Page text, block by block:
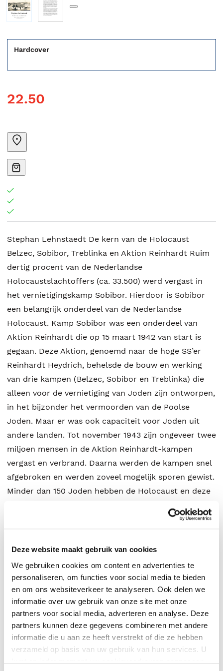
Deze website maakt gebruik van cookies
We gebruiken cookies om content en advertenties te
personaliseren, om functies voor social media te bieden
en om ons websiteverkeer te analyseren. Ook delen we
informatie over uw gebruik van onze site met onze
partners voor social media, adverteren en analyse. Deze
partners kunnen deze gegevens combineren met andere
informatie die u aan ze heeft verstrekt of die ze hebben
verzameld op basis van uw gebruik van hun services. U
kunt op ieder moment uw cookievoorkeuren aanpassen
Hardcover
22.50
Stephan Lehnstaedt De kern van de Holocaust
Belzec, Sobibor, Treblinka en Aktion Reinhardt Ruim
dertig procent van de Nederlandse
Holocaustslachtoffers (ca. 33.500) werd vergast in
het vernietigingskamp Sobibor. Hierdoor is Sobibor
een belangrijk onderdeel van de Nederlandse
Holocaust. Kamp Sobibor was een onderdeel van
Aktion Reinhardt die op 15 maart 1942 van start is
gegaan. Deze Aktion, genoemd naar de hoge SS’er
Reinhardt Heydrich, behelsde de bouw en werking
van drie kampen (Belzec, Sobibor en Treblinka) die
alleen voor de vernietiging van Joden zijn ontworpen,
in het bijzonder het vermoorden van de Poolse
Joden. Maar er was ook capaciteit voor Joden uit
andere landen. Tot november 1943 zijn ongeveer twee
miljoen mensen in de Aktion Reinhardt-kampen
vergast en verbrand. Daarna werden de kampen snel
afgebroken en werden zoveel mogelijk sporen gewist.
Minder dan 150 Joden hebben de Holocaust en deze
Nederlandse vrouwen wisten Sobibor te ontvluchten,
Aktion Reinhardt-kampen hebben nooit de
belangstelling gehad die Auschwitz-Birkenau (de
‘hoofdstad van de Holocaust’) ten deel is gevallen.
Stephan Lehnstaedt corrigeert dit onvolledige beeld
met deze compacte doch indringende studie. De kern
van de Holocaust wordt uitgegeven in samenwerking
met Stichting Auschwitz, gevestigd te Brussel.
Stephan Lehnstaedt (München, 1980) is professor